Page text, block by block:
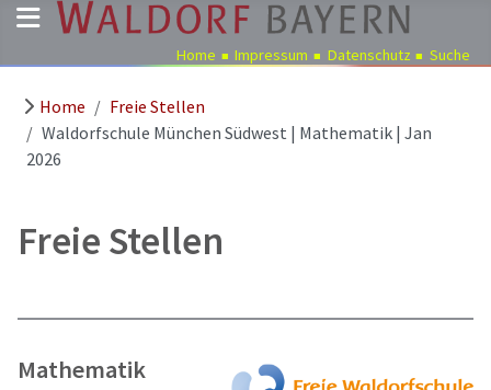
Pädagogik
Über
Schulen
Freie
Home Impressum Datenschutz Suche
Home
Freie Stellen
Waldorfschule München Südwest | Mathematik | Jan
2026
Freie Stellen
Mathematik